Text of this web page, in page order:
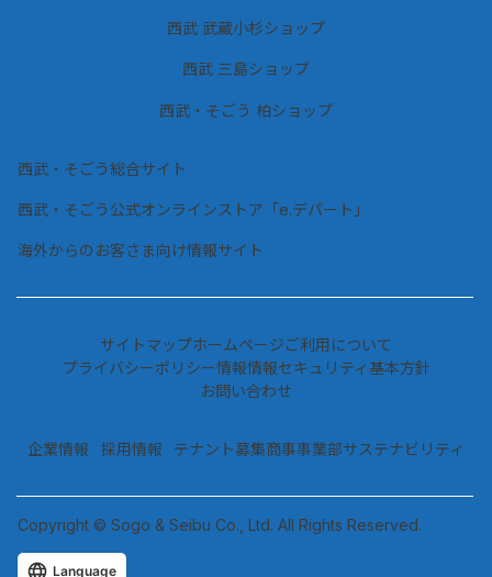
西武・そごう 柏ショップ
西武 武蔵小杉ショップ
西武 三島ショップ
西武・そごう総合サイト
西武・そごう公式オンラインストア「e.デパート」
海外からのお客さま向け情報サイト
企業情報 採用情報 テナント募集商事事業部サステナビリティ
Copyright © Sogo & Seibu Co., Ltd. All Rights Reserved.
サイトマップホームページご利用について
プライバシーポリシー情報情報セキュリティ基本方針
お問い合わせ
Language